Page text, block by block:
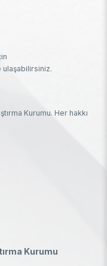
Kurumu. Her hakkı
Kurumu